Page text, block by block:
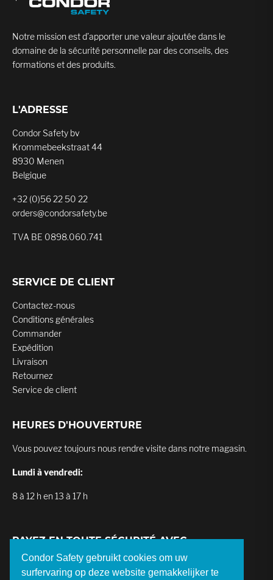
Condor Safety gebruikt cookies om uw
surfervaring op deze website gemakkelijker te
Notre mission est d’apporter une valeur ajoutée dans le
domaine de la sécurité personnelle par des conseils, des
formations et des produits.
L'ADRESSE
Condor Safety bv
Krommebeekstraat 44
8930 Menen
Belgique
+32 (0)56 22 50 22
orders@condorsafety.be
TVA BE 0898.060.741
SERVICE DE CLIENT
Contactez-nous
Conditions générales
Commander
Expédition
Livraison
Retournez
Service de client
HEURES D'HOUVERTURE
Vous pouvez toujours nous rendre visite dans notre magasin.
Lundi à vendredi:
8 à 12 h en 13 à 17 h
PAYEZ EN TOUTE SÉCURITÉ AVEC